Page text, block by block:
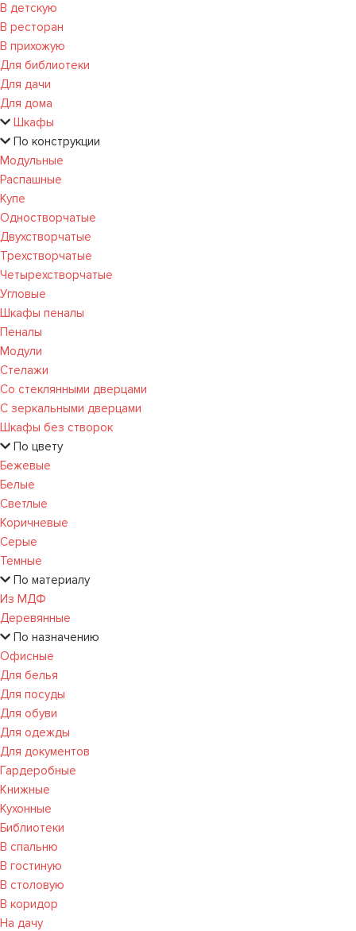
В детскую
В ресторан
В прихожую
Для библиотеки
Для дачи
Для дома
Шкафы
По конструкции
Модульные
Распашные
Купе
Одностворчатые
Двухстворчатые
Трехстворчатые
Четырехстворчатые
Угловые
Шкафы пеналы
Пеналы
Модули
Стелажи
Со стеклянными дверцами
С зеркальными дверцами
Шкафы без створок
По цвету
Бежевые
Белые
Светлые
Коричневые
Серые
Темные
По материалу
Из МДФ
Деревянные
По назначению
Офисные
Для белья
Для посуды
Для обуви
Для одежды
Для документов
Гардеробные
Книжные
Кухонные
Библиотеки
В спальню
В гостиную
В столовую
В коридор
На дачу